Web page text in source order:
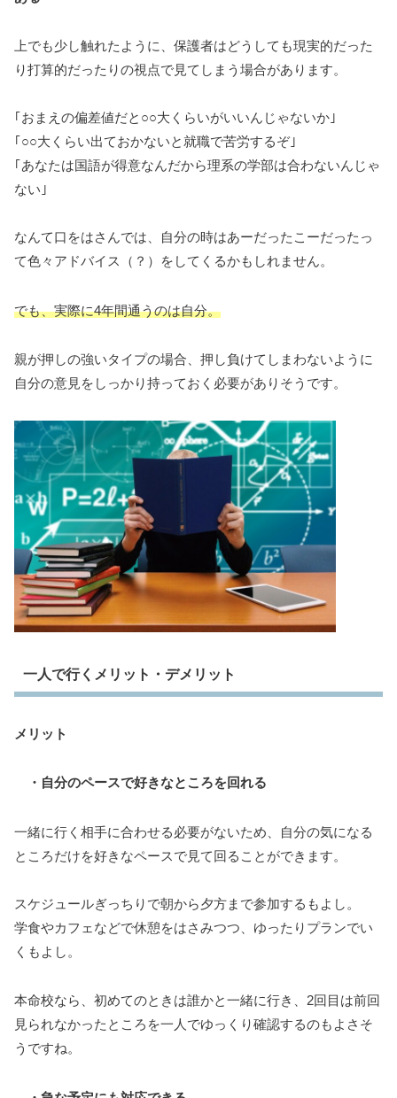
上でも少し触れたように、保護者はどうしても現実的だった
り打算的だったりの視点で見てしまう場合があります。
｢おまえの偏差値だと○○大くらいがいいんじゃないか｣
｢○○大くらい出ておかないと就職で苦労するぞ｣
｢あなたは国語が得意なんだから理系の学部は合わないんじゃ
ない｣
なんて口をはさんでは、自分の時はあーだったこーだったっ
て色々アドバイス（？）をしてくるかもしれません。
でも、実際に4年間通うのは自分。
親が押しの強いタイプの場合、押し負けてしまわないように
自分の意見をしっかり持っておく必要がありそうです。
一人で行くメリット・デメリット
メリット
・自分のペースで好きなところを回れる
一緒に行く相手に合わせる必要がないため、自分の気になる
ところだけを好きなペースで見て回ることができます。
スケジュールぎっちりで朝から夕方まで参加するもよし。
学食やカフェなどで休憩をはさみつつ、ゆったりプランでい
くもよし。
本命校なら、初めてのときは誰かと一緒に行き、2回目は前回
見られなかったところを一人でゆっくり確認するのもよさそ
うですね。